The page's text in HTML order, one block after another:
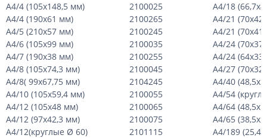
А4/4 (105х148,5 мм)
2100025
А4/18
А4/4 (190х61 мм)
2100265
А4/21
А4/5 (210х57 мм)
2100245
А4/21 (70х41
А4/6 (105х99 мм)
2100035
А4/24 (70х37
А4/7 (190х38 мм)
2100255
А4/24
А4/8 (105х74,3 мм)
2100045
А4/27 (70х32
А4/8( 99х67,75 мм)
2104245
А4/40
А4/10 (105х59,4 мм)
2100055
А4/54
А4/12 (105х48 мм)
2100065
А4/64
А4/12 (97х42,3 мм)
2100075
А4/65
А4/12(круглые Ø 60)
2101115
А4/189